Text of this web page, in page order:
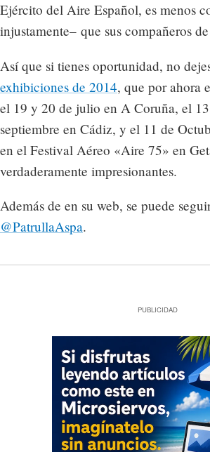
Ejército del Aire Español, es menos
injustamente– que sus compañeros
Así que si tienes oportunidad, no
exhibiciones de 2014, que por ahora
el 19 y 20 de julio en A Coruña, el
septiembre en Cádiz, y el 11 de
en el Festival Aéreo «Aire 75» en
verdaderamente impresionantes.
Además de en su web, se puede
@PatrullaAspa.
PUBLICIDAD